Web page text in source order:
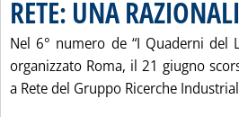
RETE: UNA
Nel 6° numero de “I Quaderni del
organizzato Roma, il 21 giugno
a Rete del Gruppo Ricerche